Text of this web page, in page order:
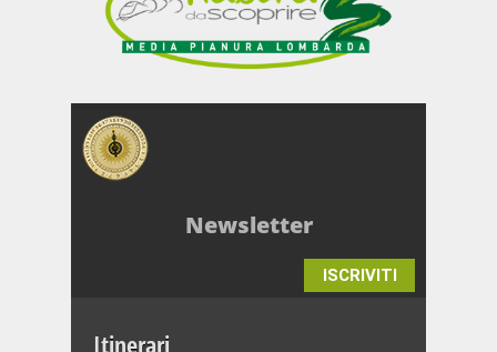
Newsletter
ISCRIVITI
Itinerari